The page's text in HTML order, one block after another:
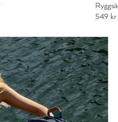
549 kr